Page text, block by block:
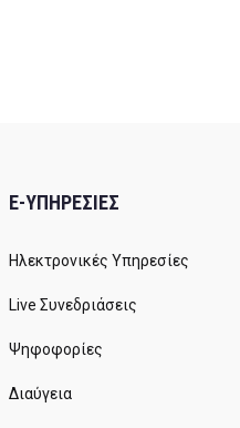
E-ΥΠΗΡΕΣΙΕΣ
Ηλεκτρονικές Υπηρεσίες
Live Συνεδριάσεις
Ψηφοφορίες
Διαύγεια